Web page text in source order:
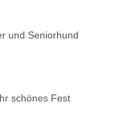
und Seniorhund
schönes Fest